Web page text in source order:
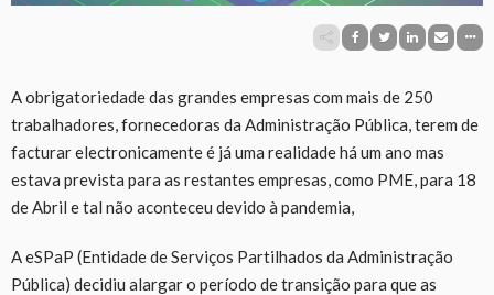
A obrigatoriedade das grandes empresas com mais de 250
trabalhadores, fornecedoras da Administração Pública, terem de
facturar electronicamente é já uma realidade há um ano mas
estava prevista para as restantes empresas, como PME, para 18
de Abril e tal não aconteceu devido à pandemia,
A eSPaP (Entidade de Serviços Partilhados da Administração
Pública) decidiu alargar o período de transição para que as